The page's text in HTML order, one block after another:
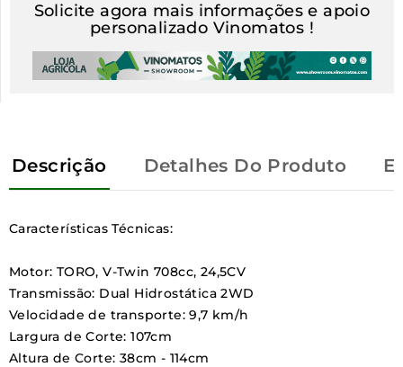
Solicite agora mais informações e apoio
personalizado Vinomatos !
Descrição Detalhes Do Produto
Características Técnicas:
Motor: TORO, V-Twin 708cc, 24,5CV
Transmissão: Dual Hidrostática 2WD
Velocidade de transporte:9,7 km/h
Largura de Corte:107cm
Altura de Corte: 38cm - 114cm